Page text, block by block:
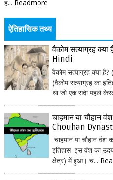
ह... Readmore
ऐतिहासिक तथ्य
वैकोम सत्याग्रह
Hindi
वैकोम सत्याग्रह क्या
)वैकोम सत्याग्रह का
था जो एक सदी पहले
चाहमान या चौहान
Chouhan
चाहमान या चौहान वंश
इतिहास इस वंश का
क्षेत्र) में हुआ। च...